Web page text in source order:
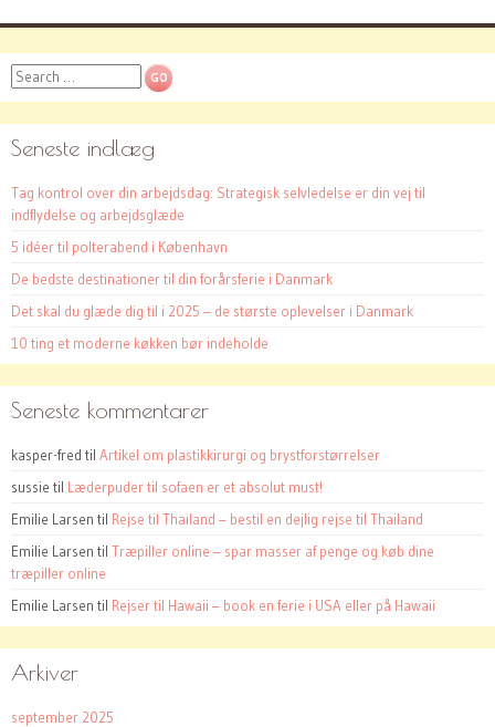
Search
Seneste indlæg
Tag kontrol over din arbejdsdag: Strategisk selvledelse er din vej til
indflydelse og arbejdsglæde
5 idéer til polterabend i København
De bedste destinationer til din forårsferie i Danmark
Det skal du glæde dig til i 2025 – de største oplevelser i Danmark
10 ting et moderne køkken bør indeholde
Seneste kommentarer
kasper-fred til Artikel om plastikkirurgi og brystforstørrelser
sussie til Læderpuder til sofaen er et absolut must!
Emilie Larsen til Rejse til Thailand – bestil en dejlig rejse til Thailand
Emilie Larsen til Træpiller online – spar masser af penge og køb dine
træpiller online
Emilie Larsen til Rejser til Hawaii – book en ferie i USA eller på Hawaii
Arkiver
september 2025